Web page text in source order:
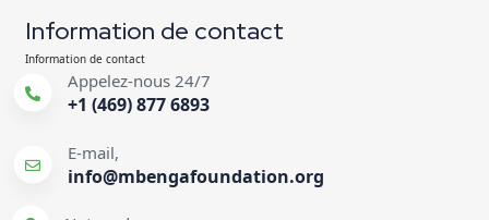
Information de contact
Information de contact
Appelez-nous 24/7
+1 (469) 877 6893
E-mail,
info@mbengafoundation.org